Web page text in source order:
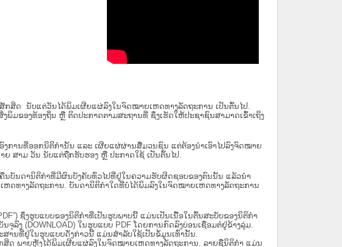
ດ ນັບ​ແຕ່​ວັນໄດ້ພິມເຜີຍແຜ່ລົງໃນຈົດໝາຍເຫດທາງລັດຖະການ ເປັນ​ຕົ້ນ​ໄປ.
ມຂອງທ້ອງຖິ່ນ ຫຼື ຕິດປະກາດຕາມສະຖານທີ່ ຊຶ່ງເຮັດໃຫ້ປະຊາຊົນສາມາດເຂົ້າເຖິງ
ການທີ່ອອກນິຕິກໍານັ້ນ ແລະ ເຜີຍແຜ່ຜ່ານສື່ມວນຊົນ ແຕ່ຕ້ອງນໍາເອົາໄປລົງຈົດໝາຍ
ສາມ ວັນ ນັບແຕ່ຖືກຮັບຮອງ ຫຼື ປະກາດໃຊ້ ເປັນຕົ້ນໄປ.
ບັນດານິຕິກໍາທີ່ມີຜົນບັງຄັບທົ່ວໄປທີ່ຢູ່ໃນຄວາມຮັບຜິດຊອບຂອງຕົນນັ້ນ ແລ້ວນໍາ
ດທາງລັດຖະການ. ບັນ​ດາ​ນິ​ຕິ​ກຳ​ໃດ​ທີ່ບໍ່​ໄດ້​ພິມ​ລົງ​ໃນ​ຈົດ​ໝາຍ​ເຫດ​ທາງ​ລັດ​ຖະ​ການ
ຊຶ່ງຮູບແບບຂອງນິຕິກໍາທີ່ເປັນຮູບພາບນີ້ ແມ່ນເປັນເນື້ອໃນຕົ້ນສະບັບຂອງນິຕິກໍາ
ງ (DOWNLOAD) ໃນຮູບແບບ PDF ໂດຍການກົດລົງບ່ອນເຊື່ອມຕໍ່ຢູ່ຂ້າງລຸ່ມ.
ານທີ່ຢູ່ໃນຮູບແບບດັ່ງກ່າວນີ້ ແມ່ນສຳລັບໃຊ້ເປັນຂໍ້ມູນເທົ່ານັ້ນ.
ພາຍຫຼັງໄດ້ພິມເຜີຍແຜ່ລົງໃນຈົດໝາຍເຫດທາງລັດຖະການ. ລາຍຊື່ນິຕິກຳ ແມ່ນ